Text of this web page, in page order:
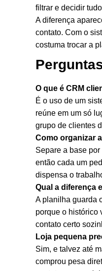
filtrar e decidir
A diferença
contato. Com o
costuma trocar a
O que é CRM
É o uso de um
reúne em um só
grupo de clientes
Como organizar
Separe a base
então cada um
dispensa o
Qual a diferença
A planilha guarda
porque o histórico
contato certo
Loja pequena
Sim, e talvez até
comprou pesa